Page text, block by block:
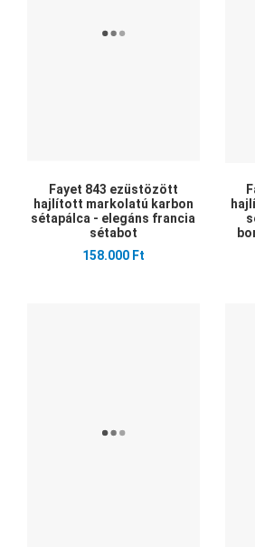
Fayet 843 ezüstözött
hajlított markolatú karbon
sétapálca - elegáns francia
sétabot
158.000 Ft